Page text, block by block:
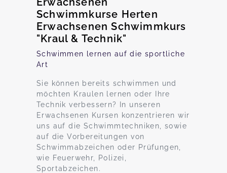
Schwimmkurse Herten
Erwachsenen Schwimmkurs
"Kraul & Technik"
Schwimmen lernen auf die sportliche
Art
Sie können bereits schwimmen und
möchten Kraulen lernen oder Ihre
Technik verbessern? In unseren
Erwachsenen Kursen konzentrieren wir
uns auf die Schwimmtechniken, sowie
auf die Vorbereitungen von
Schwimmabzeichen oder Prüfungen,
wie Feuerwehr, Polizei,
Sportabzeichen.